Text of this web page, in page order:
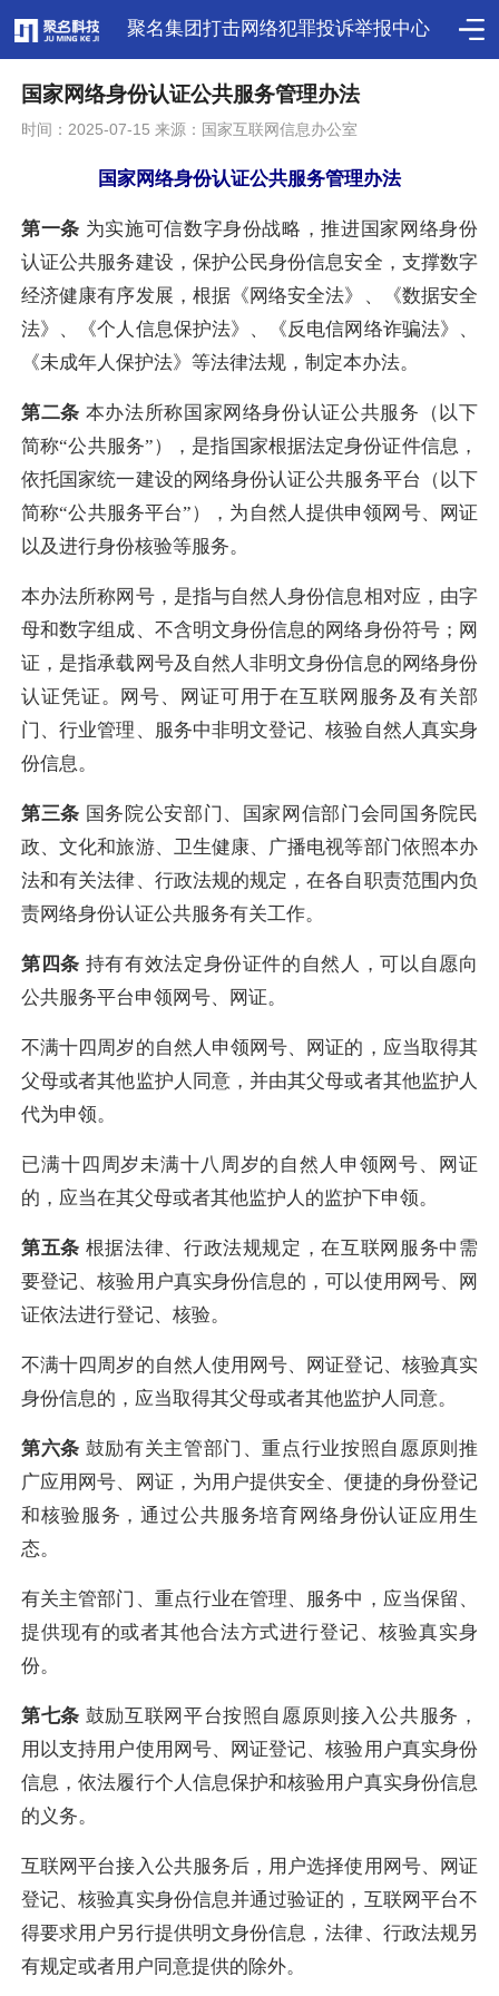
聚名集团打击网络犯罪投诉举报中心
国家网络身份认证公共服务管理办法
时间：2025-07-15 来源：国家互联网信息办公室
国家网络身份认证公共服务管理办法
第一条 为实施可信数字身份战略，推进国家网络身份
认证公共服务建设，保护公民身份信息安全，支撑数字
经济健康有序发展，根据《网络安全法》、《数据安全
法》、《个人信息保护法》、《反电信网络诈骗法》、
《未成年人保护法》等法律法规，制定本办法。
第二条 本办法所称国家网络身份认证公共服务（以下
简称“公共服务”），是指国家根据法定身份证件信息，
依托国家统一建设的网络身份认证公共服务平台（以下
简称“公共服务平台”），为自然人提供申领网号、网证
以及进行身份核验等服务。
本办法所称网号，是指与自然人身份信息相对应，由字
母和数字组成、不含明文身份信息的网络身份符号；网
证，是指承载网号及自然人非明文身份信息的网络身份
认证凭证。网号、网证可用于在互联网服务及有关部
门、行业管理、服务中非明文登记、核验自然人真实身
份信息。
第三条 国务院公安部门、国家网信部门会同国务院民
政、文化和旅游、卫生健康、广播电视等部门依照本办
法和有关法律、行政法规的规定，在各自职责范围内负
责网络身份认证公共服务有关工作。
第四条 持有有效法定身份证件的自然人，可以自愿向
公共服务平台申领网号、网证。
不满十四周岁的自然人申领网号、网证的，应当取得其
父母或者其他监护人同意，并由其父母或者其他监护人
代为申领。
已满十四周岁未满十八周岁的自然人申领网号、网证
的，应当在其父母或者其他监护人的监护下申领。
第五条 根据法律、行政法规规定，在互联网服务中需
要登记、核验用户真实身份信息的，可以使用网号、网
证依法进行登记、核验。
不满十四周岁的自然人使用网号、网证登记、核验真实
身份信息的，应当取得其父母或者其他监护人同意。
第六条 鼓励有关主管部门、重点行业按照自愿原则推
广应用网号、网证，为用户提供安全、便捷的身份登记
和核验服务，通过公共服务培育网络身份认证应用生
态。
有关主管部门、重点行业在管理、服务中，应当保留、
提供现有的或者其他合法方式进行登记、核验真实身
份。
第七条 鼓励互联网平台按照自愿原则接入公共服务，
用以支持用户使用网号、网证登记、核验用户真实身份
信息，依法履行个人信息保护和核验用户真实身份信息
的义务。
互联网平台接入公共服务后，用户选择使用网号、网证
登记、核验真实身份信息并通过验证的，互联网平台不
得要求用户另行提供明文身份信息，法律、行政法规另
有规定或者用户同意提供的除外。